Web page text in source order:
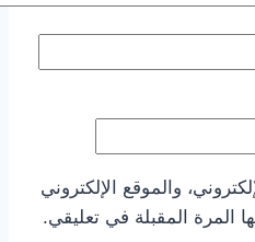
والموقع الإلكتروني
المرة المقبلة في تعليقي.